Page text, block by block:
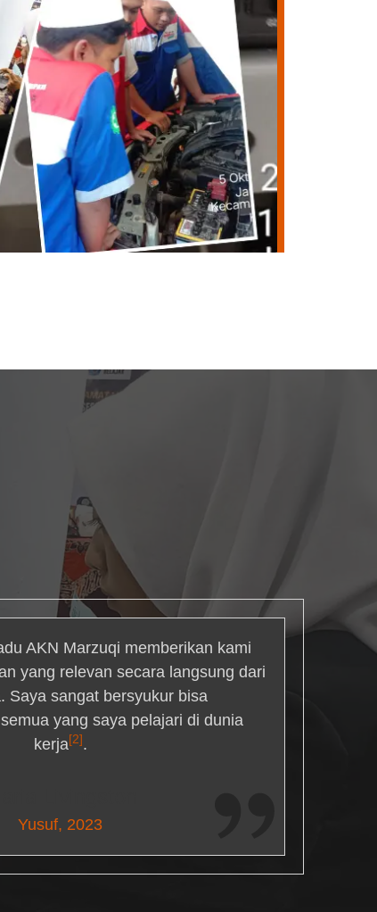
AKN Marzuqi memberikan kami
yang relevan secara langsung dari
Saya sangat bersyukur bisa
yang saya pelajari di dunia
kerja[2].
Yusuf, 2023